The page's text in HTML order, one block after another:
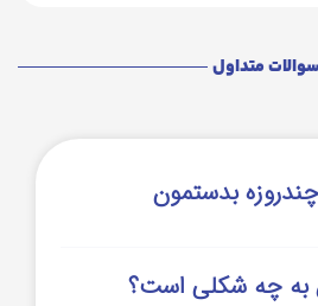
سوالات متداول
بدستمون
به چه شکلی است؟